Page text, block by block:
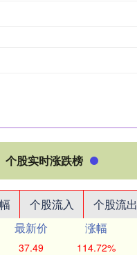
个股实时涨跌榜
个股流入 个股流出
最新价 涨幅
37.49 114.72%